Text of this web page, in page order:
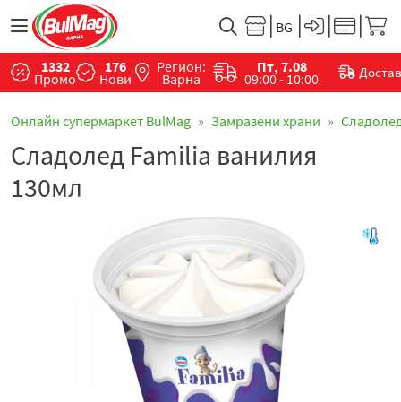
1332
Промо
176
Нови
Регион:
Варна
Пт, 7.08
09:00 - 10:00
Онлайн супермаркет BulMag Замразени храни
Сладолед Familia ванилия
130мл